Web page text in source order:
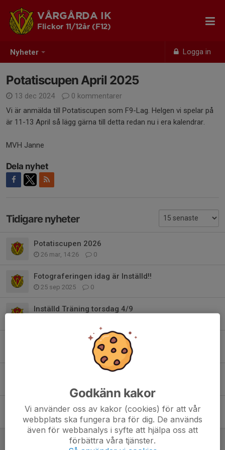
Nyheter Logga in
VÅRGÅRDA IK
Flickor 11/12år (F12)
Potatiscupen April 2025
13 dec 2024
0 kommentarer
Vi är anmälda till Potatiscupen som F9-Lag. Helgen vi spelar på
är 11-13 April så lägg gärna till detta redan nu i era kalendrar.
MVH Janne
Dela nyhet
Tidigare nyheter
Potatiscupen 2026
26 mar, 14:26 0
Fotograferingen idag är Inställd!!
25 sep 2025 0
Inställd Träning torsdag 4/9
8
Schema Kiosk & Sekretariat
Ny träningstid f.o.m 15/1 på Onsdagar 17.30-18.30.
8 jan 2025 2
Potatiscupen April 2025
Godkänn kakor
Vi använder oss av kakor (cookies) för att vår
webbplats ska fungera bra för dig. De används
även för webbanalys i syfte att hjälpa oss att
förbättra våra tjänster.